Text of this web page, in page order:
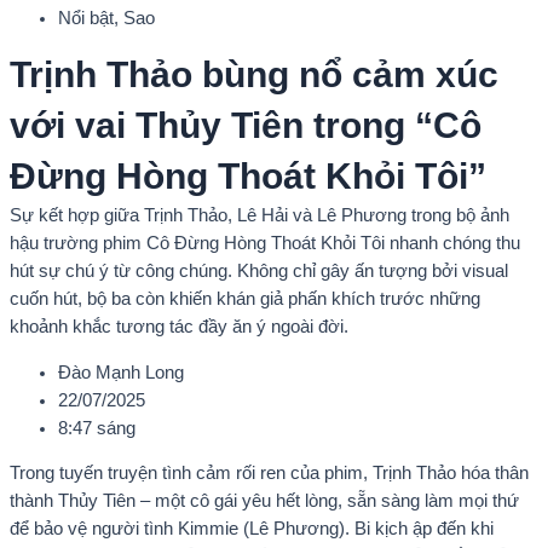
Nổi bật, Sao
Trịnh Thảo bùng nổ cảm xúc
với vai Thủy Tiên trong “Cô
Đừng Hòng Thoát Khỏi Tôi”
Sự kết hợp giữa Trịnh Thảo, Lê Hải và Lê Phương trong bộ ảnh
hậu trường phim Cô Đừng Hòng Thoát Khỏi Tôi nhanh chóng thu
hút sự chú ý từ công chúng. Không chỉ gây ấn tượng bởi visual
cuốn hút, bộ ba còn khiến khán giả phấn khích trước những
khoảnh khắc tương tác đầy ăn ý ngoài đời.
Đào Mạnh Long
22/07/2025
8:47 sáng
Trong tuyến truyện tình cảm rối ren của phim, Trịnh Thảo hóa thân
thành Thủy Tiên – một cô gái yêu hết lòng, sẵn sàng làm mọi thứ
để bảo vệ người tình Kimmie (Lê Phương). Bi kịch ập đến khi